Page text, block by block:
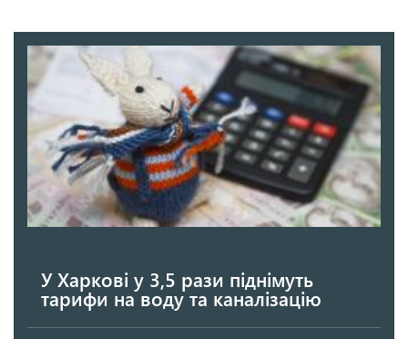
У Харкові у 3,5 рази піднімуть
тарифи на воду та каналізацію